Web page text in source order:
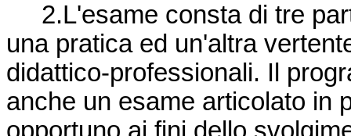
2.L'esame consta di tre
una pratica ed un'altra
didattico-professionali. Il
anche un esame articolato in